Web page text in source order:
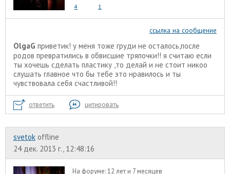
4 1
ссылка на сообщение
OlgaG приветик! у меня тоже груди не осталось,после
родов превратились в обвисшие тряпочки!! я считаю если
ты хочешь сделать пластику ,то делай и не стоит никоо
слушать главное что бы тебе это нравилось и ты
чувствовала себя счастливой!!
ответить цитировать
svetok offline
24 дек. 2013 г., 12:48:16
На форуме:12 лет и 7 месяцев